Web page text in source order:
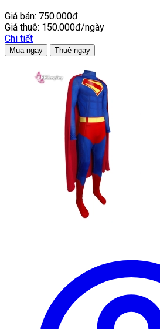
Giá bán: 750.000đ
Giá thuê: 150.000đ/ngày
Chi tiết
Mua ngay Thuê ngay